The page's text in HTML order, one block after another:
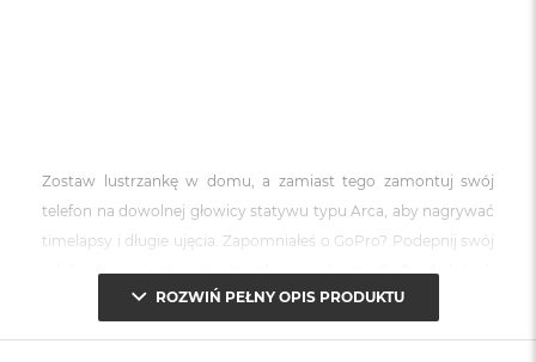
Zostaw lustrzankę w domu, a zamiast tego zamontuj swój
telefon na dowolnej głowicy statywu typu Arca, aby nagrywać
timelapsy i długie ujęcia. Zapomniałeś o GoPro? Podepnij swój
telefon bezpośrednio do dowolnego uchwytu GoPro (jak kask
lub klatka piersiowa). Użyj adaptera 1/4″”, aby zamontować
ROZWIŃ PEŁNY OPIS PRODUKTU